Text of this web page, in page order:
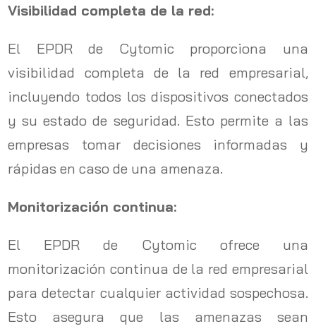
Visibilidad completa de la red:
El EPDR de Cytomic proporciona una
visibilidad completa de la red empresarial,
incluyendo todos los dispositivos conectados
y su estado de seguridad. Esto permite a las
empresas tomar decisiones informadas y
rápidas en caso de una amenaza.
Monitorización continua:
El EPDR de Cytomic ofrece una
monitorización continua de la red empresarial
para detectar cualquier actividad sospechosa.
Esto asegura que las amenazas sean